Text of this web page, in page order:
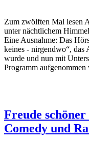
Zum zwölften Mal lesen
unter nächtlichem
Eine Ausnahme: Das
keines - nirgendwo“, das
wurde und nun mit
Programm
Freude
Comedy und